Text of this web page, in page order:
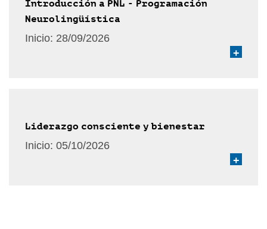
Introducción a PNL - Programación
Neurolingüística
Inicio: 28/09/2026
+
Liderazgo consciente y bienestar
Inicio: 05/10/2026
+